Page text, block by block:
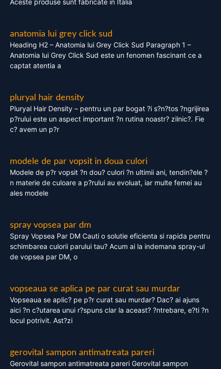
Aceste produse sunt fabricate in Italia
anatomia lui grey click sud
Heading H2 – Anatomia lui Grey Click Sud Paragraph 1 –
Anatomia lui Grey Click Sud este un fenomen fascinant ce a
captat atentia a
pluryal hair density
Pluryal Hair Density – pentru un par bogat ?i s?n?tos ?ngrijirea
p?rului este un aspect important ?n rutina noastr? zilnic?. Fie
c? avem un p?r
modele de par vopsit in doua culori
Modele de p?r vopsit ?n dou? culori ?n ultimii ani, tendin?ele ?
n materie de culoare a p?rului au evoluat, iar multe femei au
ales modele
spray vopsea par dm
Spray Vopsea Par DM Cauti o solutie eficienta si rapida pentru
schimbarea culorii parului tau? Acum ai la indemana spray-ul
de vopsea par DM, o
vopseaua se aplica pe par curat sau murdar
Vopseaua se aplic? pe p?r curat sau murdar? Dac? ai ajuns
aici ?n c?utarea unui r?spuns clar la aceast? ?ntrebare, e?ti ?n
locul potrivit. Ast?zi
gerovital sampon antimatreata pareri
Gerovital sampon antimatreata pareri Gerovital sampon